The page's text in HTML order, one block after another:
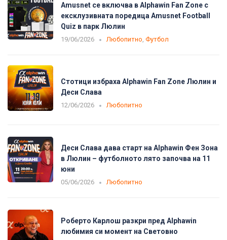
Amusnet се включва в Alphawin Fan Zone с
ексклузивната поредица Amusnet Football
Quiz в парк Люлин
19/06/2026 Любопитно Футбол
Стотици избраха Alphawin Fan Zone Люлин и
Деси Слава
12/06/2026 Любопитно
Деси Слава дава старт на Alphawin Фен Зона
в Люлин – футболното лято започва на 11
юни
05/06/2026 Любопитно
Роберто Карлош разкри пред Alphawin
любимия си момент на Световно